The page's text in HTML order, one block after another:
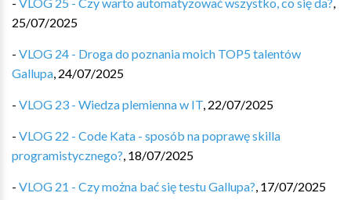
25/07/2025
- VLOG 24 - Droga do poznania moich TOP5 talentów
Gallupa, 24/07/2025
- VLOG 23 - Wiedza plemienna w IT, 22/07/2025
- VLOG 22 - Code Kata - sposób na poprawę skilla
programistycznego?, 18/07/2025
- VLOG 21 - Czy można bać się testu Gallupa?, 17/07/2025